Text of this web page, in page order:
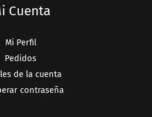
Cuenta
Mi Perfil
Pedidos
de la cuenta
contraseña